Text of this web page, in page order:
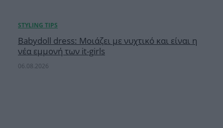
Babydoll dress: Μοιάζει με νυχτικό και είναι η
νέα εμμονή των it-girls
06.08.2026